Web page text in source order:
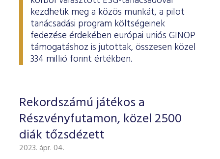
kezdhetik meg a közös munkát, a pilot
tanácsadási program költségeinek
fedezése érdekében európai uniós GINOP
támogatáshoz is jutottak, összesen közel
334 millió forint értékben.
Rekordszámú játékos a
Részvényfutamon, közel 2500
diák tőzsdézett
2023. ápr. 04.